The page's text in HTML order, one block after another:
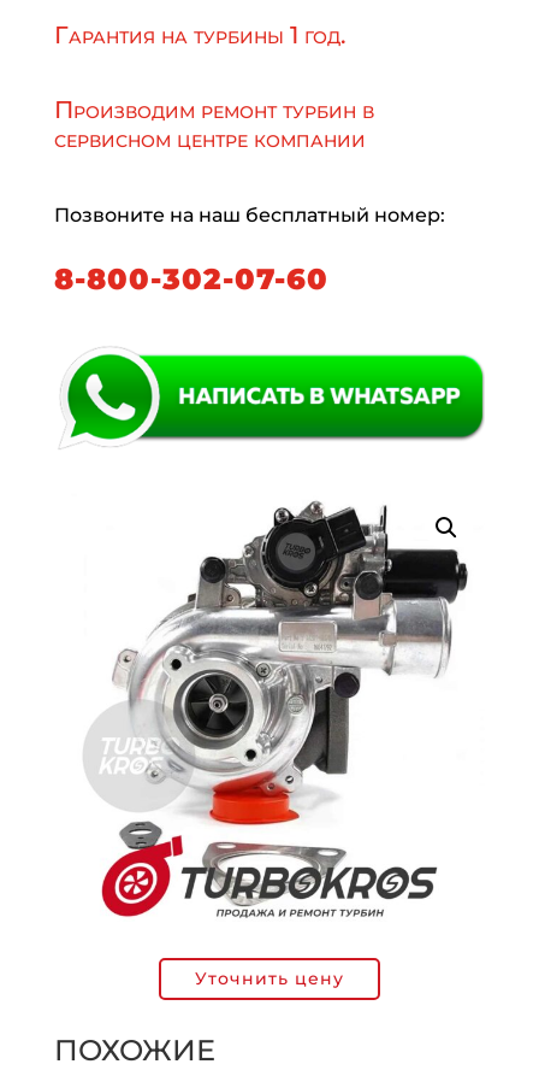
Гарантия на турбины 1 год.
Производим ремонт турбин в
сервисном центре компании
Позвоните на наш бесплатный номер:
8-800-302-07-60
Уточнить цену
ПОХОЖИЕ